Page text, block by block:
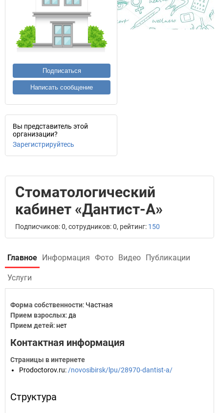
Подписаться
Написать сообщение
Вы представитель этой
организации?
Зарегистрируйтесь
Стоматологический
кабинет «Дантист-А»
Подписчиков: 0, сотрудников: 0, рейтинг: 150
Главное Информация Фото Видео Публикации
Услуги
Форма собственности: Частная
Прием взрослых: да
Прием детей: нет
Контактная информация
Страницы в интернете
Prodoctorov.ru: /novosibirsk/lpu/28970-dantist-a/
Структура